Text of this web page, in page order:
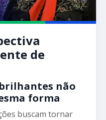
de
não
forma
buscam tornar